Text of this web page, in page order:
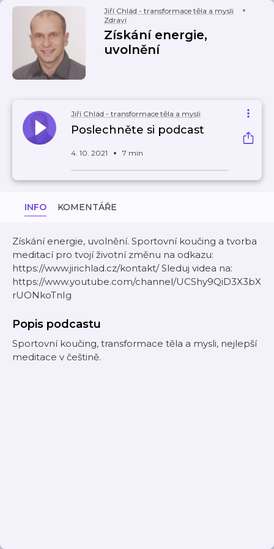
Jiří Chlád - transformace těla a mysli
Zdraví
Získání energie,
uvolnění
Jiří Chlád - transformace těla a mysli
Poslechněte si podcast
4. 10. 2021 7 min
INFO KOMENTÁŘE
Získání energie, uvolnění. Sportovní koučing a tvorba
meditací pro tvojí životní změnu na odkazu:
https://www.jirichlad.cz/kontakt/ Sleduj videa na:
https://www.youtube.com/channel/UCShy9QiD3X3bX
rUONkoTnIg
Popis podcastu
Sportovní koučing, transformace těla a mysli, nejlepší
meditace v češtině.